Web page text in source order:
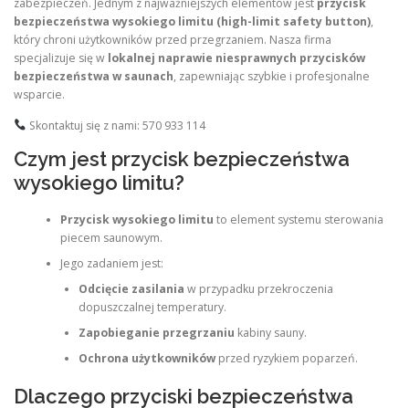
zabezpieczeń. Jednym z najważniejszych elementów jest przycisk
bezpieczeństwa wysokiego limitu (high-limit safety button),
który chroni użytkowników przed przegrzaniem. Nasza firma
specjalizuje się w lokalnej naprawie niesprawnych przycisków
bezpieczeństwa w saunach, zapewniając szybkie i profesjonalne
wsparcie.
Skontaktuj się z nami: 570 933 114
Czym jest przycisk bezpieczeństwa
wysokiego limitu?
Przycisk wysokiego limitu to element systemu sterowania
piecem saunowym.
Jego zadaniem jest:
Odcięcie zasilania w przypadku przekroczenia
dopuszczalnej temperatury.
Zapobieganie przegrzaniu kabiny sauny.
Ochrona użytkownikówprzed ryzykiem poparzeń.
Dlaczego przyciski bezpieczeństwa